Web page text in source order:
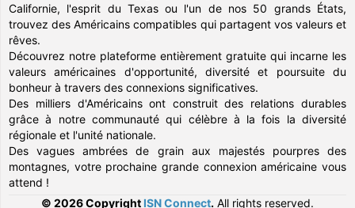
Californie, l'esprit du Texas ou l'un de nos 50 grands États,
trouvez des Américains compatibles qui partagent vos valeurs et
rêves.
Découvrez notre plateforme entièrement gratuite qui incarne les
valeurs américaines d'opportunité, diversité et poursuite du
bonheur à travers des connexions significatives.
Des milliers d'Américains ont construit des relations durables
grâce à notre communauté qui célèbre à la fois la diversité
régionale et l'unité nationale.
Des vagues ambrées de grain aux majestés pourpres des
montagnes, votre prochaine grande connexion américaine vous
attend !
© 2026 Copyright ISN Connect. All rights reserved.